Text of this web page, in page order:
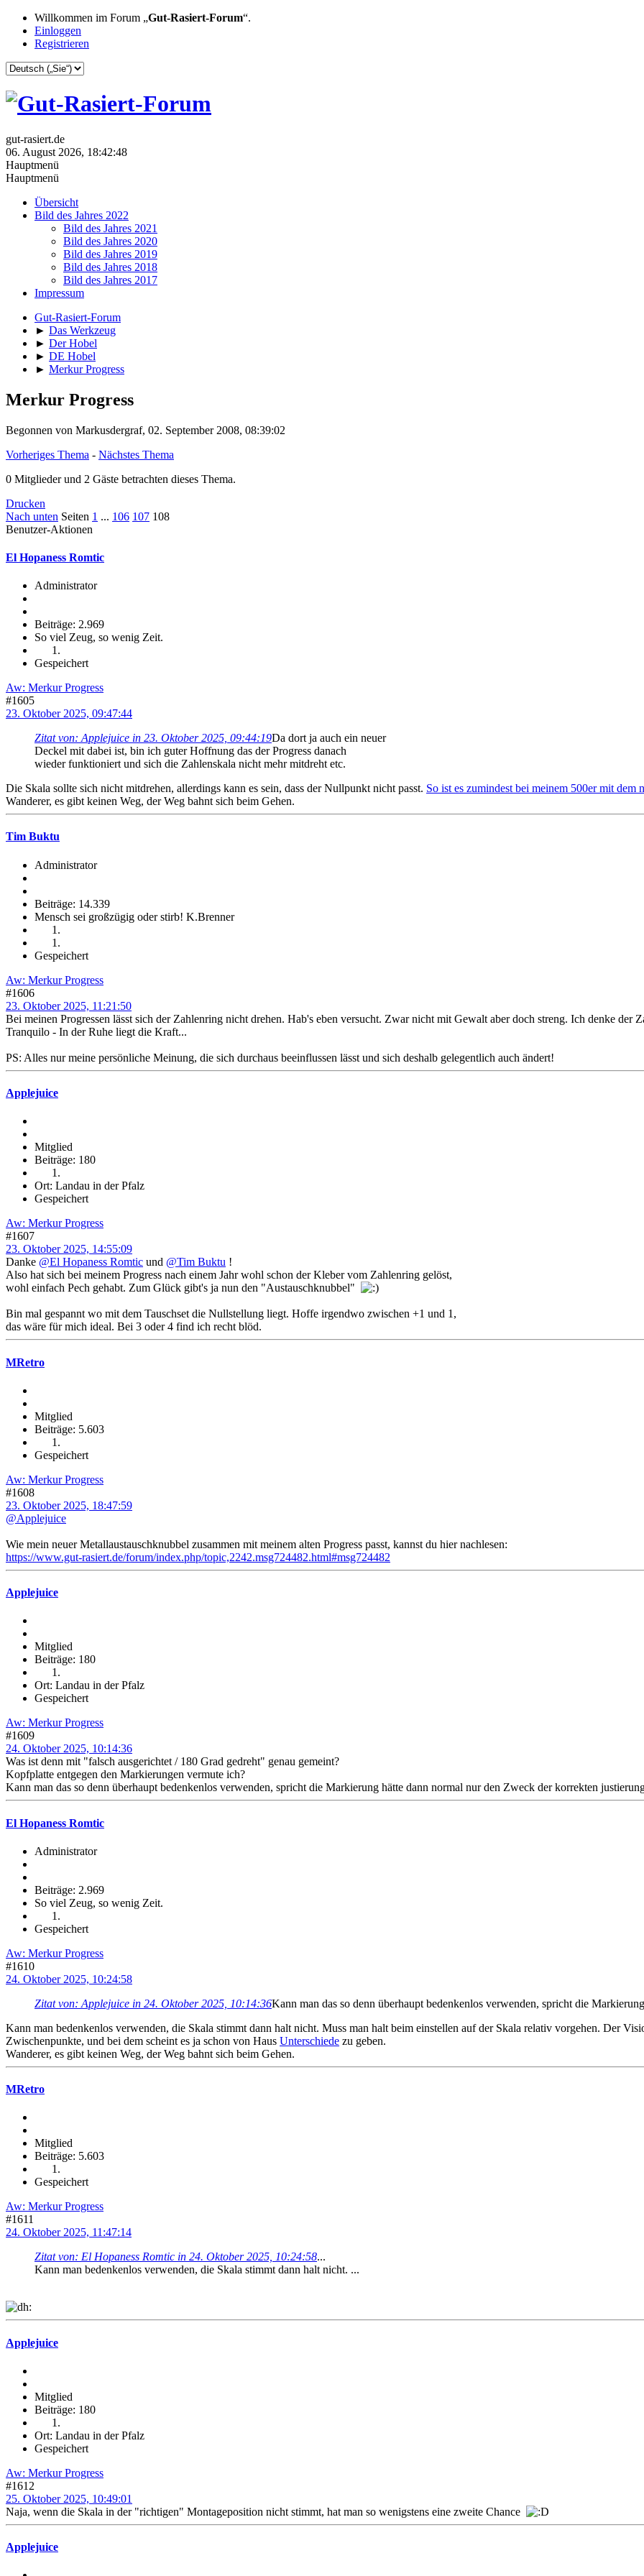
Willkommen im Forum „Gut-Rasiert-Forum“.
Einloggen
Registrieren
gut-rasiert.de
06. August 2026, 18:42:48
Hauptmenü
Hauptmenü
Übersicht
Bild des Jahres 2022
Bild des Jahres 2021
Bild des Jahres 2020
Bild des Jahres 2019
Bild des Jahres 2018
Bild des Jahres 2017
Impressum
Gut-Rasiert-Forum
► Das Werkzeug
► Der Hobel
► DE Hobel
► Merkur Progress
Merkur Progress
Begonnen von Markusdergraf, 02. September 2008, 08:39:02
Vorheriges Thema - Nächstes Thema
0 Mitglieder und 2 Gäste betrachten dieses Thema.
Drucken
Nach unten Seiten 1 ... 106 107 108
Benutzer-Aktionen
El Hopaness Romtic
Administrator
Beiträge: 2.969
So viel Zeug, so wenig Zeit.
Gespeichert
Aw: Merkur Progress
#1605
23. Oktober 2025, 09:47:44
Zitat von: Applejuice in 23. Oktober 2025, 09:44:19Da dort ja auch ein neuer
Deckel mit dabei ist, bin ich guter Hoffnung das der Progress danach
wieder funktioniert und sich die Zahlenskala nicht mehr mitdreht etc.
Die Skala sollte sich nicht mitdrehen, allerdings kann es sein, dass der Nullpunkt nicht passt. So ist es zumindest bei meinem 500er mit dem
Wanderer, es gibt keinen Weg, der Weg bahnt sich beim Gehen.
Tim Buktu
Administrator
Beiträge: 14.339
Mensch sei großzügig oder stirb! K.Brenner
Gespeichert
Aw: Merkur Progress
#1606
23. Oktober 2025, 11:21:50
Bei meinen Progressen lässt sich der Zahlenring nicht drehen. Hab's eben versucht. Zwar nicht mit Gewalt aber doch streng. Ich denke der
Tranquilo - In der Ruhe liegt die Kraft...
PS: Alles nur meine persönliche Meinung, die sich durchaus beeinflussen lässt und sich deshalb gelegentlich auch ändert!
Applejuice
Mitglied
Beiträge: 180
Ort: Landau in der Pfalz
Gespeichert
Aw: Merkur Progress
#1607
23. Oktober 2025, 14:55:09
Danke @El Hopaness Romtic und @Tim Buktu !
Also hat sich bei meinem Progress nach einem Jahr wohl schon der Kleber vom Zahlenring gelöst,
wohl einfach Pech gehabt. Zum Glück gibt's ja nun den "Austauschknubbel"
Bin mal gespannt wo mit dem Tauschset die Nullstellung liegt. Hoffe irgendwo zwischen +1 und 1,
das wäre für mich ideal. Bei 3 oder 4 find ich recht blöd.
MRetro
Mitglied
Beiträge: 5.603
Gespeichert
Aw: Merkur Progress
#1608
23. Oktober 2025, 18:47:59
@Applejuice
Wie mein neuer Metallaustauschknubbel zusammen mit meinem alten Progress passt, kannst du hier nachlesen:
https://www.gut-rasiert.de/forum/index.php/topic,2242.msg724482.html#msg724482
Applejuice
Mitglied
Beiträge: 180
Ort: Landau in der Pfalz
Gespeichert
Aw: Merkur Progress
#1609
24. Oktober 2025, 10:14:36
Was ist denn mit "falsch ausgerichtet / 180 Grad gedreht" genau gemeint?
Kopfplatte entgegen den Markierungen vermute ich?
Kann man das so denn überhaupt bedenkenlos verwenden, spricht die Markierung hätte dann normal nur den Zweck der korrekten
El Hopaness Romtic
Administrator
Beiträge: 2.969
So viel Zeug, so wenig Zeit.
Gespeichert
Aw: Merkur Progress
#1610
24. Oktober 2025, 10:24:58
Zitat von: Applejuice in 24. Oktober 2025, 10:14:36Kann man das so denn überhaupt bedenkenlos verwenden, spricht die
Kann man bedenkenlos verwenden, die Skala stimmt dann halt nicht. Muss man halt beim einstellen auf der Skala relativ vorgehen. Der
Zwischenpunkte, und bei dem scheint es ja schon von Haus Unterschiede zu geben.
Wanderer, es gibt keinen Weg, der Weg bahnt sich beim Gehen.
MRetro
Mitglied
Beiträge: 5.603
Gespeichert
Aw: Merkur Progress
#1611
24. Oktober 2025, 11:47:14
Zitat von: El Hopaness Romtic in 24. Oktober 2025, 10:24:58...
Kann man bedenkenlos verwenden, die Skala stimmt dann halt nicht. ...
Applejuice
Mitglied
Beiträge: 180
Ort: Landau in der Pfalz
Gespeichert
Aw: Merkur Progress
#1612
25. Oktober 2025, 10:49:01
Naja, wenn die Skala in der "richtigen" Montageposition nicht stimmt, hat man so wenigstens eine zweite Chance
Applejuice